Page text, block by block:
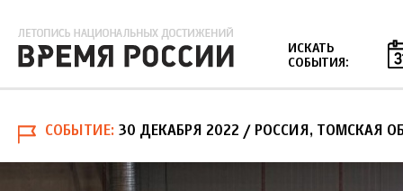
ИСКАТЬ
СОБЫТИЯ:
СОБЫТИЕ 30 ДЕКАБРЯ 2022 / РОССИЯ, ТОМСКАЯ